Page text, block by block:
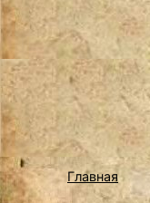
Главная